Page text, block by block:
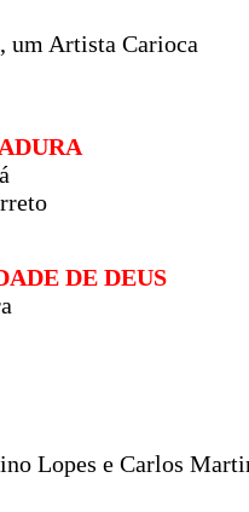
um Artista Carioca
DE DEUS
Lopes e Carlos